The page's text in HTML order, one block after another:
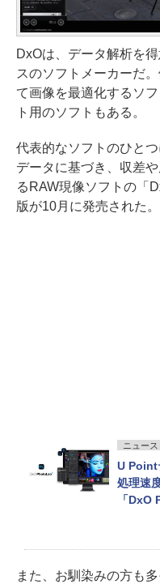
DxOは、データ解析を
スのソフトメーカーだ
て画像を最適化するソ
ト用のソフトもある。
代表的なソフトのひと
データに基づき、収差
るRAW現像ソフトの「
版が10月に発売された。
ニュース
U Point
処理速
「DxO
また、お馴染みの方も